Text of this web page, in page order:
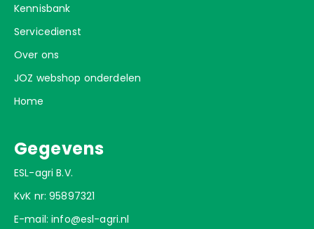
Kennisbank
Servicedienst
Over ons
JOZ webshop onderdelen
Home
Gegevens
ESL-agri B.V.
KvK nr: 95897321
E-mail:info@esl-agri.nl